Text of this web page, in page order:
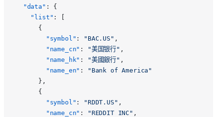
  "data"
: {
    "list"
: [
      {
        "symbol"
: "BAC.US" ,
        "name_cn"
: "美国银行" ,
        "name_hk"
: "美國銀行" ,
        "name_en"
:
"Bank of America"
      },
      {
        "symbol"
: "RDDT.US" ,
        "name_cn"
: "REDDIT INC" ,